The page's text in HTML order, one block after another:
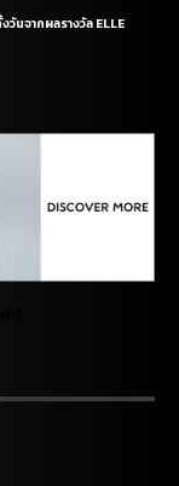
นจากผลรางวัล ELLE